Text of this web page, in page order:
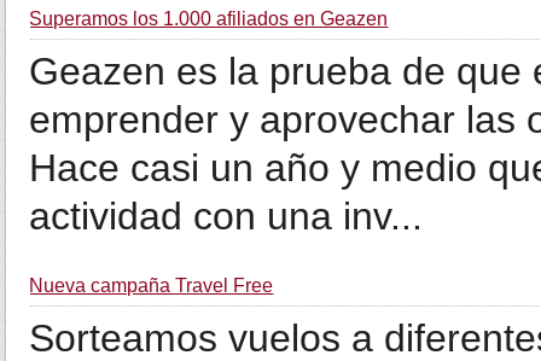
Superamos los 1.000 afiliados en Geazen
Geazen es la prueba de
emprender y aprovechar las
Hace casi un año y medio
actividad con una inv...
Nueva campaña Travel Free
Sorteamos vuelos a